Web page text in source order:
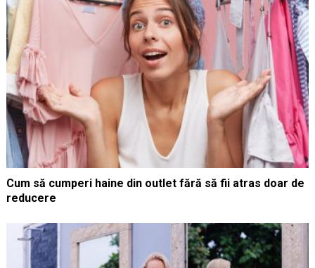
Cum să cumperi haine din outlet fără să fii atras doar de
reducere